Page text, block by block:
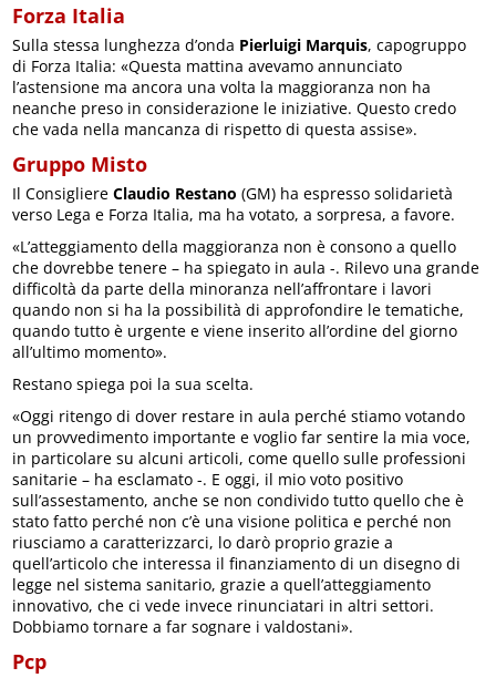
Forza Italia
Sulla stessa lunghezza d’onda Pierluigi Marquis, capogruppo
di Forza Italia: «Questa mattina avevamo annunciato
l’astensione ma ancora una volta la maggioranza non ha
neanche preso in considerazione le iniziative. Questo credo
che vada nella mancanza di rispetto di questa assise».
Gruppo Misto
Il ConsigliereClaudio Restano (GM) ha espresso solidarietà
verso Lega e Forza Italia, ma ha votato, a sorpresa, a favore.
«L’atteggiamento della maggioranza non è consono a quello
che dovrebbe tenere – ha spiegato in aula -. Rilevo una grande
difficoltà da parte della minoranza nell’affrontare i lavori
quando non si ha la possibilità di approfondire le tematiche,
quando tutto è urgente e viene inserito all’ordine del giorno
all’ultimo momento».
Restano spiega poi la sua scelta.
«Oggi ritengo di dover restare in aula perché stiamo votando
un provvedimento importante e voglio far sentire la mia voce,
in particolare su alcuni articoli, come quello sulle professioni
sanitarie – ha esclamato -. E oggi, il mio voto positivo
sull’assestamento, anche se non condivido tutto quello che è
stato fatto perché non c’è una visione politica e perché non
riusciamo a caratterizzarci, lo darò proprio grazie a
quell’articolo che interessa il finanziamento di un disegno di
legge nel sistema sanitario, grazie a quell’atteggiamento
innovativo, che ci vede invece rinunciatari in altri settori.
Dobbiamo tornare a far sognare i valdostani».
Pcp